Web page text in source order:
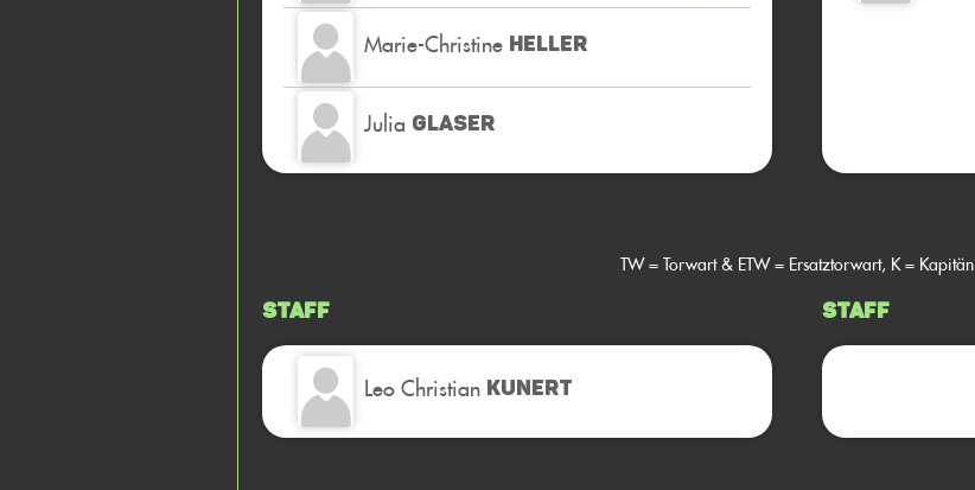
Marie-Christine HELLER
Julia GLASER
TW = Torwart & ETW = Ersatztorwart, K = Kapitän
Staff
Leo Christian KUNERT
Staff